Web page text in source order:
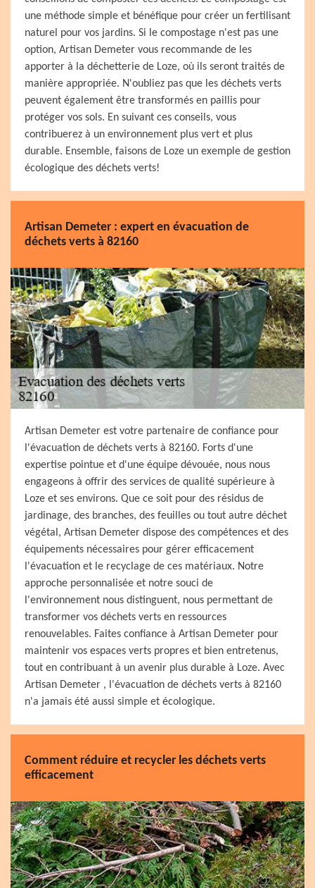
une méthode simple et bénéfique pour créer un fertilisant
naturel pour vos jardins. Si le compostage n'est pas une
option, Artisan Demeter vous recommande de les
apporter à la déchetterie de Loze, où ils seront traités de
manière appropriée. N'oubliez pas que les déchets verts
peuvent également être transformés en paillis pour
protéger vos sols. En suivant ces conseils, vous
contribuerez à un environnement plus vert et plus
durable. Ensemble, faisons de Loze un exemple de gestion
écologique des déchets verts!
Artisan Demeter : expert en évacuation de
déchets verts à 82160
Artisan Demeter est votre partenaire de confiance pour
l'évacuation de déchets verts à 82160. Forts d'une
expertise pointue et d'une équipe dévouée, nous nous
engageons à offrir des services de qualité supérieure à
Loze et ses environs. Que ce soit pour des résidus de
jardinage, des branches, des feuilles ou tout autre déchet
végétal, Artisan Demeter dispose des compétences et des
équipements nécessaires pour gérer efficacement
l'évacuation et le recyclage de ces matériaux. Notre
approche personnalisée et notre souci de
l'environnement nous distinguent, nous permettant de
transformer vos déchets verts en ressources
renouvelables. Faites confiance à Artisan Demeter pour
maintenir vos espaces verts propres et bien entretenus,
tout en contribuant à un avenir plus durable à Loze. Avec
Artisan Demeter , l'évacuation de déchets verts à 82160
n'a jamais été aussi simple et écologique.
Comment réduire et recycler les déchets verts
efficacement